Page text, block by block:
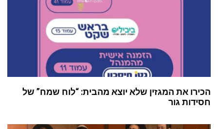
הכירו את המגזין שלא יוצא מהבית: “לוח שמח” של
חסידות גור